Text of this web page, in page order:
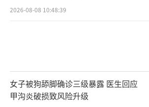
2026-08-08 10:48:39
女子被狗舔脚确诊三级暴露 医生回应
甲沟炎破损致风险升级